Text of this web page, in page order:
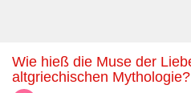
Wie hieß die Muse der Liebesdichtung in der
altgriechischen Mythologie?